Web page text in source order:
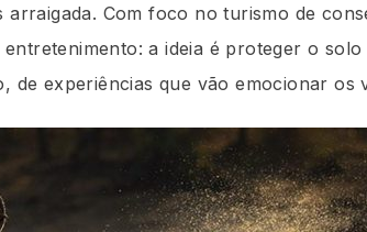
Com foco no turismo de
a ideia é proteger o solo
de experiências que vão emocionar os